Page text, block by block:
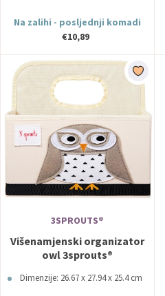
Na zalihi - posljednji komadi
€10,89
3SPROUTS®
Višenamjenski organizator
owl 3sprouts®
Dimenzije: 26.67 x 27.94 x 25.4 cm